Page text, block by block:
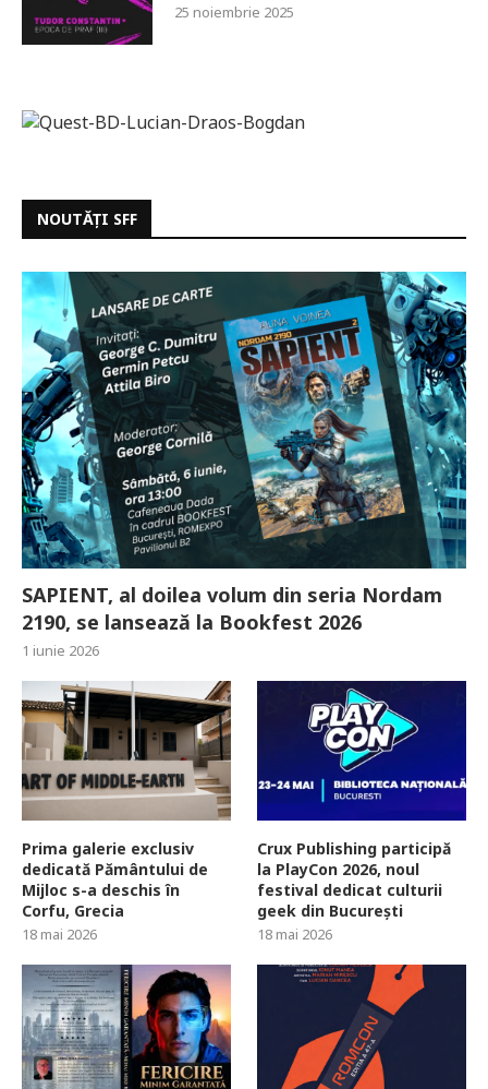
25 noiembrie 2025
NOUTĂȚI SFF
SAPIENT, al doilea volum din seria Nordam
2190, se lansează la Bookfest 2026
1 iunie 2026
Prima galerie exclusiv
dedicată Pământului de
Mijloc s-a deschis în
Corfu, Grecia
18 mai 2026
Crux Publishing participă
la PlayCon 2026, noul
festival dedicat culturii
geek din București
18 mai 2026